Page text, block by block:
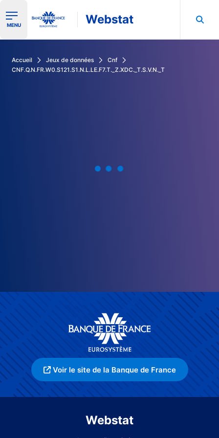
Ouvrir le menu de navigation
MENU Webstat
Accueil Jeux de données
Cnf
CNF.Q.N.FR.W0.S121.S1.N.L.LE.F7.T._Z.XDC._T.S.V.N._T
Voir le site de la Banque de France
Webstat